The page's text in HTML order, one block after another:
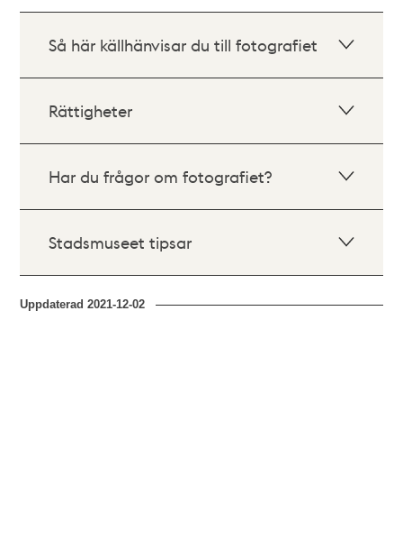
Så här källhänvisar du till fotografiet
Rättigheter
Har du frågor om fotografiet?
Stadsmuseet tipsar
Uppdaterad2021-12-02